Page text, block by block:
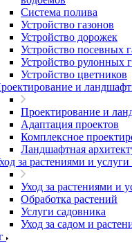
Система полива
Устройство газонов
Устройство дорожек
Устройство посевных
Устройство рулонных
Устройство цветников
и
Проектирование и
Адаптация проектов
Комплексное
Ландшафтная
за растениями и услуги
Уход за растениями и
Обработка растений
Услуги садовника
Уход за садом и